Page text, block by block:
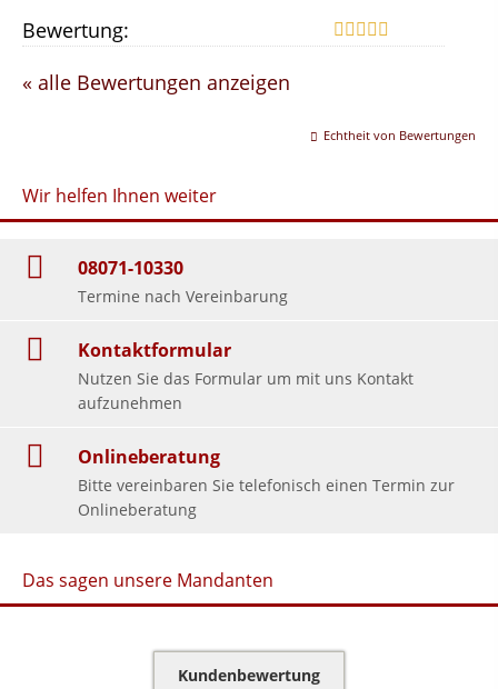
Bewertung:
« alle Bewertungen anzeigen
Echtheit von Bewertungen
Wir helfen Ihnen weiter
08071-10330
Termine nach Vereinbarung
Kontaktformular
Nutzen Sie das Formular um mit uns Kontakt
aufzunehmen
Onlineberatung
Bitte vereinbaren Sie telefonisch einen Termin zur
Onlineberatung
Das sagen unsere Mandanten
Kundenbewertung